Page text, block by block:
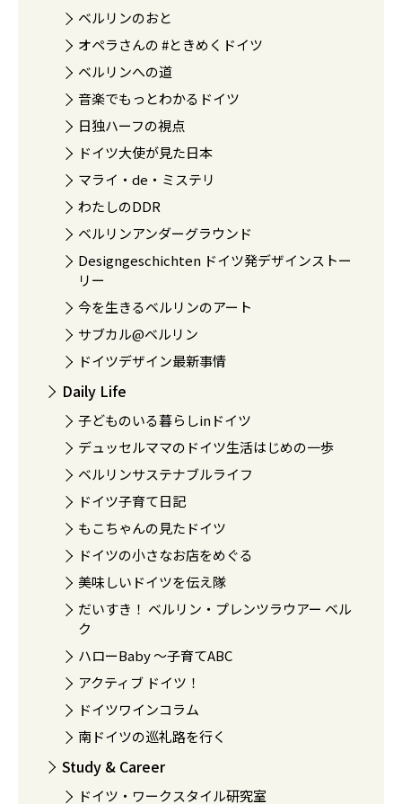
ベルリンのおと
オペラさんの #ときめくドイツ
ベルリンへの道
音楽でもっとわかるドイツ
日独ハーフの視点
ドイツ大使が見た日本
マライ・de・ミステリ
わたしのDDR
ベルリンアンダーグラウンド
Designgeschichten ドイツ発デザインストー
リー
今を生きるベルリンのアート
サブカル@ベルリン
ドイツデザイン最新事情
Daily Life
子どものいる暮らしinドイツ
デュッセルママのドイツ生活はじめの一歩
ベルリンサステナブルライフ
ドイツ子育て日記
もこちゃんの見たドイツ
ドイツの小さなお店をめぐる
美味しいドイツを伝え隊
だいすき！ ベルリン・プレンツラウアー ベル
ク
ハローBaby 〜子育てABC
アクティブ ドイツ！
ドイツワインコラム
南ドイツの巡礼路を行く
Study & Career
ドイツ・ワークスタイル研究室